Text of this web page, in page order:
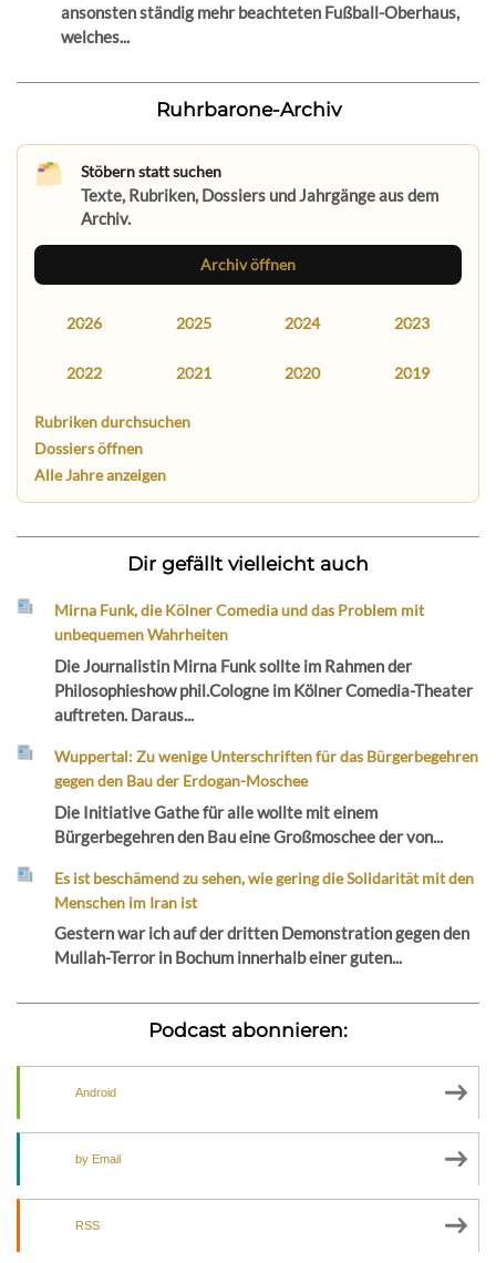
ansonsten ständig mehr beachteten Fußball-Oberhaus,
welches...
Ruhrbarone-Archiv
Stöbern statt suchen
Texte, Rubriken, Dossiers und Jahrgänge aus dem
Archiv.
Archiv öffnen
2026 2025 2024 2023
2022 2021 2020 2019
Rubriken durchsuchen
Dossiers öffnen
Alle Jahre anzeigen
Dir gefällt vielleicht auch
Mirna Funk, die Kölner Comedia und das Problem mit
unbequemen Wahrheiten
Die Journalistin Mirna Funk sollte im Rahmen der
Philosophieshow phil.Cologne im Kölner Comedia-Theater
auftreten. Daraus...
Wuppertal: Zu wenige Unterschriften für das Bürgerbegehren
gegen den Bau der Erdogan-Moschee
Die Initiative Gathe für alle wollte mit einem
Bürgerbegehren den Bau eine Großmoschee der von...
Es ist beschämend zu sehen, wie gering die Solidarität mit den
Menschen im Iran ist
Gestern war ich auf der dritten Demonstration gegen den
Mullah-Terror in Bochum innerhalb einer guten...
Podcast abonnieren:
Android
by Email
RSS